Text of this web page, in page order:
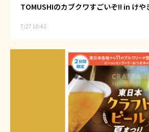
TOMUSHIのカブクワすごいぞ!! in けや
7/27 10:42